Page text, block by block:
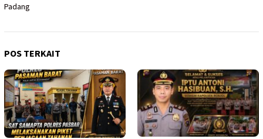
Padang
POS TERKAIT